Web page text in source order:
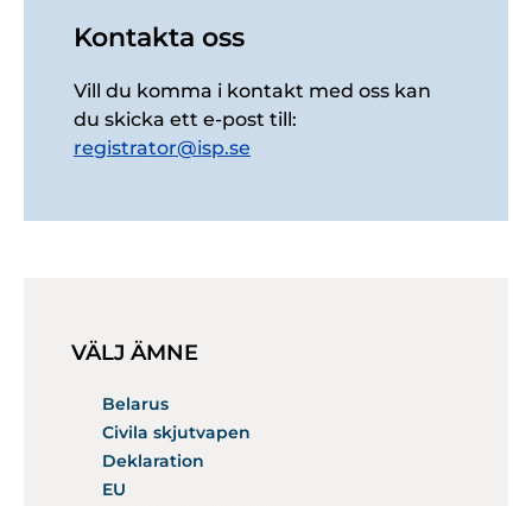
Kontakta oss
Vill du komma i kontakt med oss kan
du skicka ett e-post till:
registrator@isp.se
VÄLJ ÄMNE
Belarus
Civila skjutvapen
Deklaration
EU